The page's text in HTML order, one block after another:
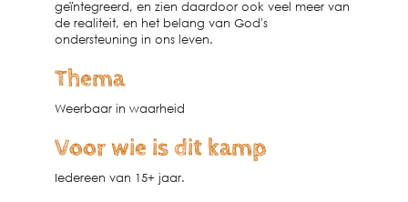
geïntegreerd, en zien daardoor ook veel meer van
de realiteit, en het belang van God's
ondersteuning in ons leven.
Thema
Weerbaar in waarheid
Voor wie is dit kamp
Iedereen van 15+ jaar.